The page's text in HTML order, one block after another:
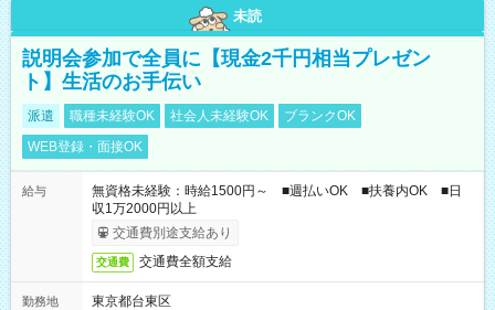
未読
説明会参加で全員に【現金2千円相当プレゼン
ト】生活のお手伝い
派遣 職種未経験OK 社会人未経験OK
ブランクOK
WEB登録・面接OK
給与
無資格未経験：時給1500円～ ■週払いOK ■扶養内OK ■日
収1万2000円以上
交通費別途支給あり
交通費 交通費全額支給
勤務地
東京都台東区